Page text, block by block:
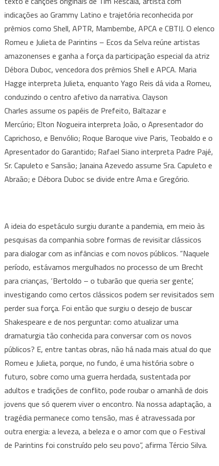
indicações ao Grammy Latino e trajetória reconhecida por
prêmios como Shell, APTR, Mambembe, APCA e CBTIJ. O elenco
Romeu e Julieta de Parintins – Ecos da Selva reúne artistas
amazonenses e ganha a força da participação especial da atriz
Débora Duboc, vencedora dos prêmios Shell e APCA. Maria
Hagge interpreta Julieta, enquanto Yago Reis dá vida a Romeu,
conduzindo o centro afetivo da narrativa. Clayson
Charles assume os papéis de Prefeito, Baltazar e
Mercúrio; Elton Nogueira interpreta João, o Apresentador do
Caprichoso, e Benvólio; Roque Baroque vive Paris, Teobaldo e o
Apresentador do Garantido; Rafael Siano interpreta Padre Pajé,
Sr. Capuleto e Sansão; Janaina Azevedo assume Sra. Capuleto e
Abraão; e Débora Duboc se divide entre Ama e Gregório.
A ideia do espetáculo surgiu durante a pandemia, em meio às
pesquisas da companhia sobre formas de revisitar clássicos
para dialogar com as infâncias e com novos públicos. “Naquele
período, estávamos mergulhados no processo de um Brecht
para crianças, ‘Bertoldo – o tubarão que queria ser gente’,
investigando como certos clássicos podem ser revisitados sem
perder sua força. Foi então que surgiu o desejo de buscar
Shakespeare e de nos perguntar: como atualizar uma
dramaturgia tão conhecida para conversar com os novos
públicos? E, entre tantas obras, não há nada mais atual do que
Romeu e Julieta, porque, no fundo, é uma história sobre o
futuro, sobre como uma guerra herdada, sustentada por
adultos e tradições de conflito, pode roubar o amanhã de dois
jovens que só querem viver o encontro. Na nossa adaptação, a
tragédia permanece como tensão, mas é atravessada por
outra energia: a leveza, a beleza e o amor com que o Festival
de Parintins foi construído pelo seu povo”, afirma Tércio Silva.